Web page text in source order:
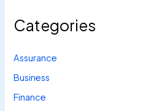
Categories
Assurance
Business
Finance